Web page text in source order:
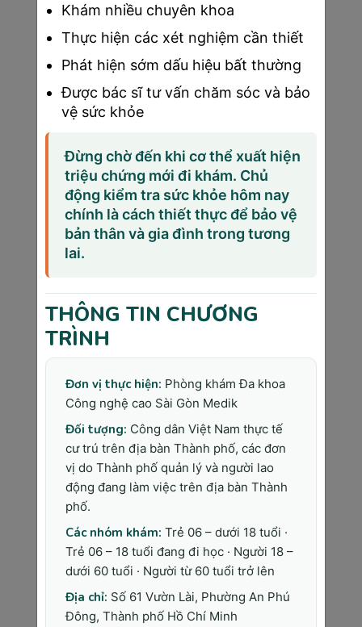
Thai 4 tuần chưa có tim thai nhưng đã bắt đầu quá
trình hình thành hệ thống mạch máu. Các mạch máu
này sẽ tiếp tục phát triển để giúp hình thành cấu
trúc tim và hệ tuần hoàn hoàn chỉnh trong những
tuần tiếp theo. Quá trình này tiếp diễn cho đến
tuần thứ mười của thai kỳ, trong đó nhịp tim đầu
tiên thường được ghi nhận vào khoảng tuần thứ
năm hoặc thứ sáu.
Như vậy, thai 4 tuần tuổi là giai đoạn đầu tiên và
vô cùng quan trọng trong quá trình hình thành và
phát triển. Mặc dù kích thước còn rất nhỏ bé, nhưng
những thay đổi diễn ra trong giai đoạn này là nền
tảng cho sự phát triển toàn diện của em bé sau
bầu nên chủ động thăm khám và theo dõi sức khỏe
định kỳ tại các cơ sở y tế uy tín. Và Phòng khám
Đa khoa Công nghệ cao Sài Gòn Medic với đội ngũ
bác sĩ chuyên khoa giàu kinh nghiệm, trang thiết bị
hiện đại, cùng dịch vụ chăm sóc tận tình, chu đáo,
sẽ là địa chỉ tin cậy để các mẹ bầu an tâm trong
suốt thai kỳ. Hãy liên hệ ngay với Sài Gòn Medic
để được tư vấn và hỗ trợ tốt nhất, bạn nhé!
>>> Bạn có thể xem thêm:
Các mốc khám thai quan trọng mà mẹ bầu
chắc chắn phải biết
Tất tần tật những điều mẹ bầu cần biết khi
khám thai lần đầu
Phòng Khám Đa Khoa Công Nghệ
Khám nhiều chuyên khoa
Thực hiện các xét nghiệm cần thiết
Phát hiện sớm dấu hiệu bất thường
Được bác sĩ tư vấn chăm sóc và bảo
vệ sức khỏe
Đừng chờ đến khi cơ thể xuất hiện
triệu chứng mới đi khám. Chủ
động kiểm tra sức khỏe hôm nay
chính là cách thiết thực để bảo vệ
bản thân và gia đình trong tương
lai.
THÔNG TIN CHƯƠNG
TRÌNH
Đơn vị thực hiện: Phòng khám Đa khoa
Công nghệ cao Sài Gòn Medik
Đối tượng: Công dân Việt Nam thực tế
cư trú trên địa bàn Thành phố, các đơn
vị do Thành phố quản lý và người lao
động đang làm việc trên địa bàn Thành
phố.
Các nhóm khám: Trẻ 06 – dưới 18 tuổi ·
Trẻ 06 – 18 tuổi đang đi học · Người 18 –
dưới 60 tuổi · Người từ 60 tuổi trở lên
Địa chỉ: Số 61 Vườn Lài, Phường An Phú
Đông, Thành phố Hồ Chí Minh